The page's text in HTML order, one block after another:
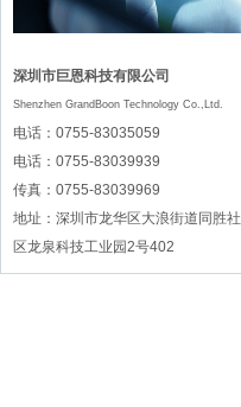
深圳市巨恩科技有限公司
Shenzhen GrandBoon Technology Co.,Ltd.
电话：0755-83035059
电话 ：0755-83039939
传真：0755-83039969
地址：深圳市龙华区大浪街道同胜社
区龙泉科技工业园2号402